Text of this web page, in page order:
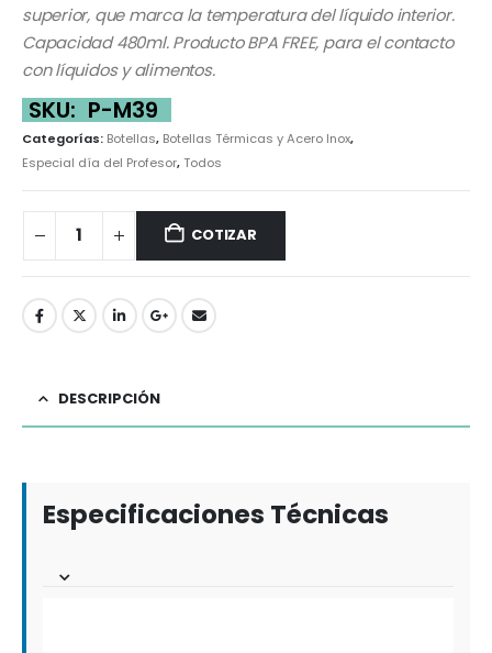
superior, que marca la temperatura del líquido interior.
Capacidad 480ml. Producto BPA FREE, para el contacto
con líquidos y alimentos.
SKU: P-M39
Categorías: Botellas, Botellas Térmicas y Acero Inox,
Especial día del Profesor,Todos
COTIZAR
DESCRIPCIÓN
Especificaciones Técnicas